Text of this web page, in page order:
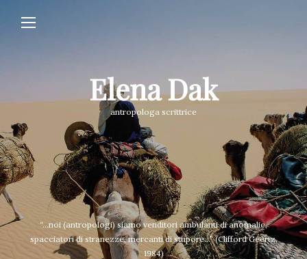
Elena Dak
antropologa scrittrice
“...noi (antropologi) siamo venditori ambulanti di anomalie,
spacciatori di stranezze, mercanti di stupore...” (Clifford Geertz,
1984)